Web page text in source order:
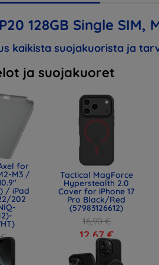
128GB Single SIM,
kaikista suojakuorista ja
ja suojakuoret
for
M3 /
/ iPad
202
Tactical MagForce
Hyperstealth 2.0
Cover for iPhone 17
Pro Black/Red
(57983126612)
16,90 €
12,67 €